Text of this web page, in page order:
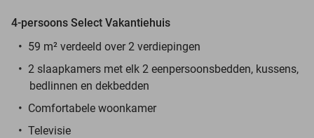
4-persoons Select Vakantiehuis
59 m² verdeeld over 2 verdiepingen
2 slaapkamers met elk 2 eenpersoonsbedden, kussens,
bedlinnen en dekbedden
Comfortabele woonkamer
Televisie